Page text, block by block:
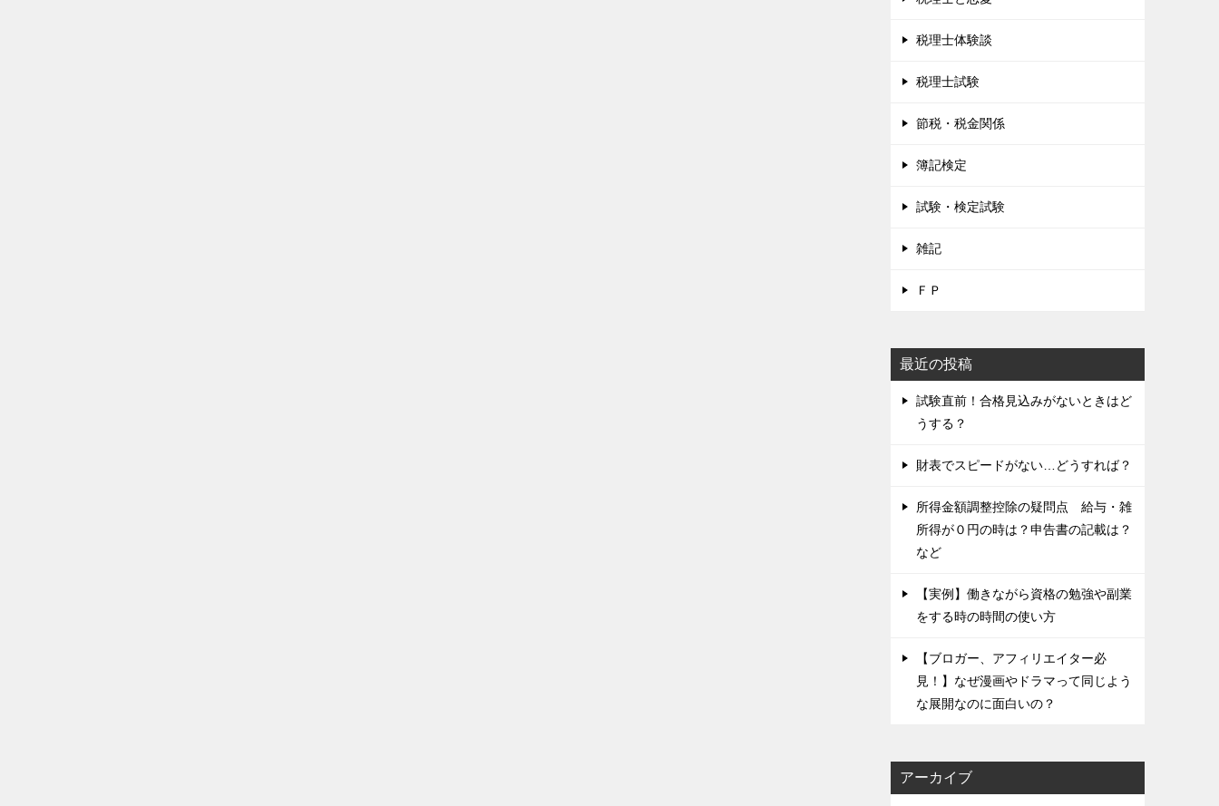
税理士体験談
税理士試験
節税・税金関係
簿記検定
試験・検定試験
雑記
ＦＰ
最近の投稿
試験直前！合格見込みがないときはど
うする？
財表でスピードがない…どうすれば？
所得金額調整控除の疑問点 給与・雑
所得が０円の時は？申告書の記載は？
など
【実例】働きながら資格の勉強や副業
をする時の時間の使い方
【ブロガー、アフィリエイター必
見！】なぜ漫画やドラマって同じよう
な展開なのに面白いの？
アーカイブ